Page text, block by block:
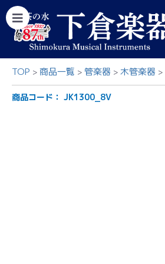
TOP 商品一覧 管楽器 木管楽器
商品コード： JK1300_8V